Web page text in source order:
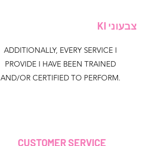
צבעוני KI
ADDITIONALLY, EVERY SERVICE I
PROVIDE I HAVE BEEN TRAINED
AND/OR CERTIFIED TO PERFORM.
CUSTOMER SERVICE